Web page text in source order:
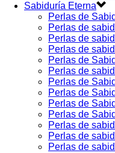
Sabiduría Eterna
Perlas de
Perlas de
Perlas de
Perlas de
Perlas de
Perlas de
Perlas de
Perlas de
Perlas de
Perlas de
Perlas de
Perlas de
Perlas de